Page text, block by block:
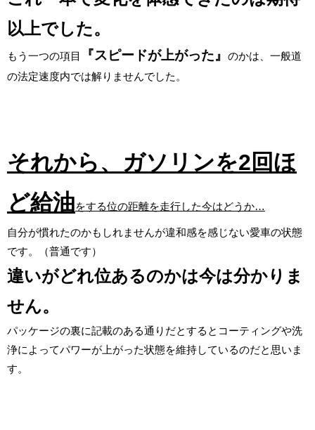
以上でした。
もう一つの項目 『スピードが上がった』 のかは、一般道
の法定速度内では解りませんでした。
それから、ガソリンを2回ほ
ど給油をする位の距離を走行した今はどうか…
自分が慣れたのかもしれませんが違和感を感じない愛車の状態
です。（普通です）
違いがどれ位あるのかは今は分かりま
せん。
パッケージの裏に記載のある通りだとするとコーティングや洗
浄によってパワーが上がった状態を維持しているのだと思いま
す。